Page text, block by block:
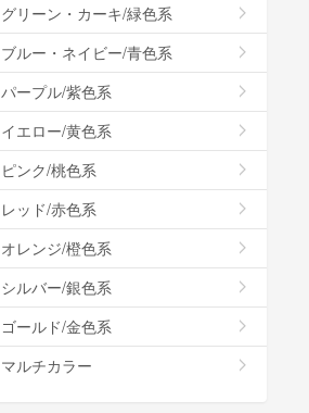
グリーン・カーキ/緑色系
ブルー・ネイビー/青色系
パープル/紫色系
イエロー/黄色系
ピンク/桃色系
レッド/赤色系
オレンジ/橙色系
シルバー/銀色系
ゴールド/金色系
マルチカラー